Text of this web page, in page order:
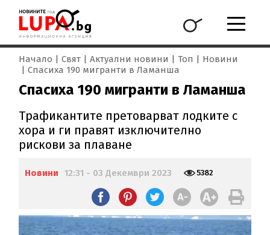
Начало Свят Актуални новини Топ
Новини
Спасиха 190 мигранти в Ламанша
Спасиха 190 мигранти в Ламанша
Трафикантите претоварват лодките с
хора и ги правят изключително
рискови за плаване
Новини 12:31 - 03 Декември 2023 5382